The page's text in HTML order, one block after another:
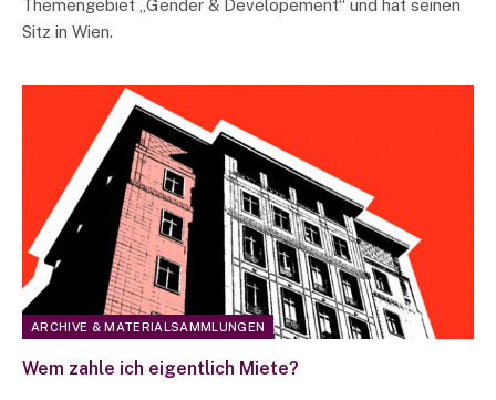
Themengebiet „Gender & Developement“ und hat seinen
Sitz in Wien.
ARCHIVE & MATERIALSAMMLUNGEN
Wem zahle ich eigentlich Miete?